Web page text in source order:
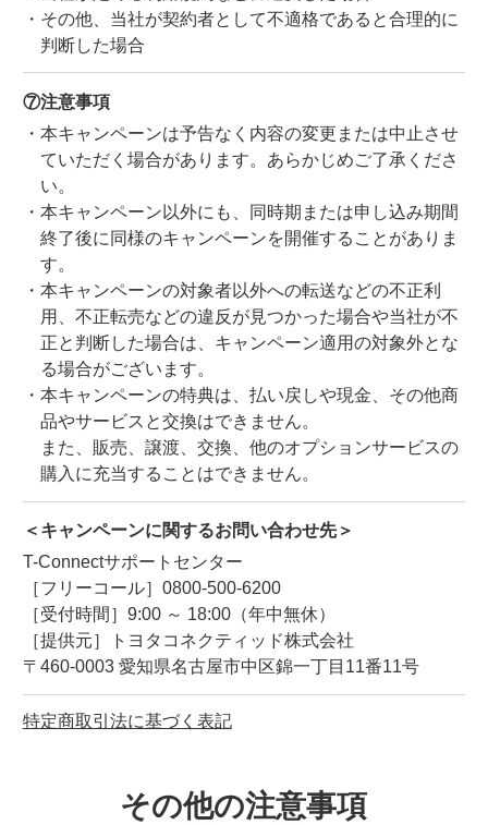
その他、当社が契約者として不適格であると合理的に
判断した場合
⑦注意事項
本キャンペーンは予告なく内容の変更または中止させ
ていただく場合があります。あらかじめご了承くださ
い。
本キャンペーン以外にも、同時期または申し込み期間
終了後に同様のキャンペーンを開催することがありま
す。
本キャンペーンの対象者以外への転送などの不正利
用、不正転売などの違反が見つかった場合や当社が不
正と判断した場合は、キャンペーン適用の対象外とな
る場合がございます。
本キャンペーンの特典は、払い戻しや現金、その他商
品やサービスと交換はできません。
また、販売、譲渡、交換、他のオプションサービスの
購入に充当することはできません。
＜キャンペーンに関するお問い合わせ先＞
T-Connectサポートセンター
［フリーコール］0800-500-6200
［受付時間］9:00 ～ 18:00（年中無休）
［提供元］トヨタコネクティッド株式会社
〒460-0003 愛知県名古屋市中区錦一丁目11番11号
特定商取引法に基づく表記
その他の注意事項